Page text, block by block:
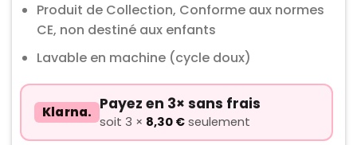
Produit de Collection, Conforme aux normes
CE, non destiné aux enfants
Lavable en machine (cycle doux)
Klarna. Payez en 3× sans frais
soit 3 × 8,30 € seulement